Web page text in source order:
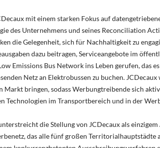
mit einem starken Fokus auf
des Unternehmens und seines Reconciliation
die Gelegenheit, sich für Nachhaltigkeit zu
dazu beitragen, Serviceangebote im
Emissions Bus Network ins Leben gerufen, das
Netz an Elektrobussen zu buchen.
Markt bringen, sodass Werbungtreibende sich
Technologien im Transportbereich und in der
die Stellung von JCDecaux als
das alle fünf großen Territorialhauptstädte